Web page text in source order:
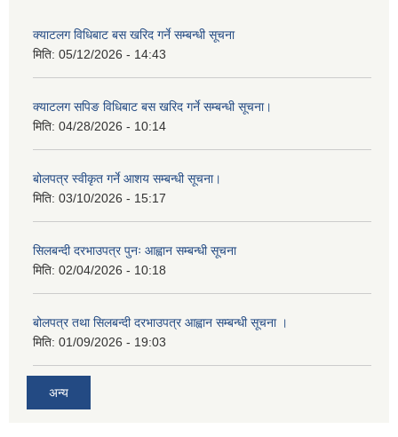
क्याटलग विधिबाट बस खरिद गर्ने सम्बन्धी सूचना
मिति: 05/12/2026 - 14:43
क्याटलग सपिङ विधिबाट बस खरिद गर्ने सम्बन्धी सूचना।
मिति: 04/28/2026 - 10:14
बोलपत्र स्वीकृत गर्ने आशय सम्बन्धी सूचना।
मिति: 03/10/2026 - 15:17
सिलबन्दी दरभाउपत्र पुनः आह्वान सम्बन्धी सूचना
मिति: 02/04/2026 - 10:18
बोलपत्र तथा सिलबन्दी दरभाउपत्र आह्वान सम्बन्धी सूचना ।
मिति: 01/09/2026 - 19:03
अन्य